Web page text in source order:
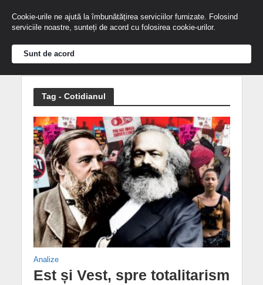
Tag - Cotidianul
Analize
Est și Vest, spre totalitarism
Cookie-urile ne ajută la îmbunătățirea serviciilor furnizate. Folosind
serviciile noastre, sunteți de acord cu folosirea cookie-urilor.
Sunt de acord